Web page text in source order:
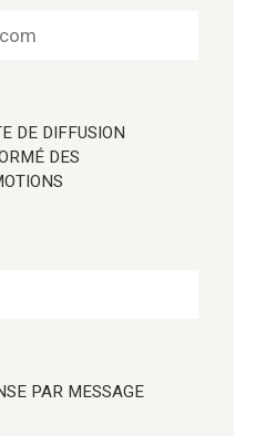
DE DIFFUSION
DES
PAR MESSAGE